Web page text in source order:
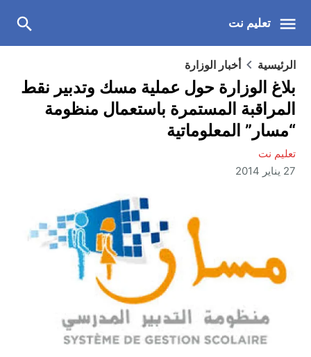
تعليم نت
الرئيسية أخبار الوزارة
بلاغ الوزارة حول عملية مسك وتدبير نقط
المراقبة المستمرة باستعمال منظومة
“مسار” المعلوماتية
تعليم نت
27 يناير 2014